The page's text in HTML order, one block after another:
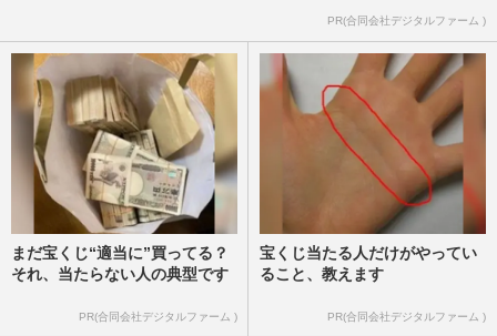
PR(合同会社デジタルファーム )
まだ宝くじ“適当に”買ってる？
それ、当たらない人の典型です
PR(合同会社デジタルファーム )
宝くじ当たる人だけがやってい
ること、教えます
PR(合同会社デジタルファーム )